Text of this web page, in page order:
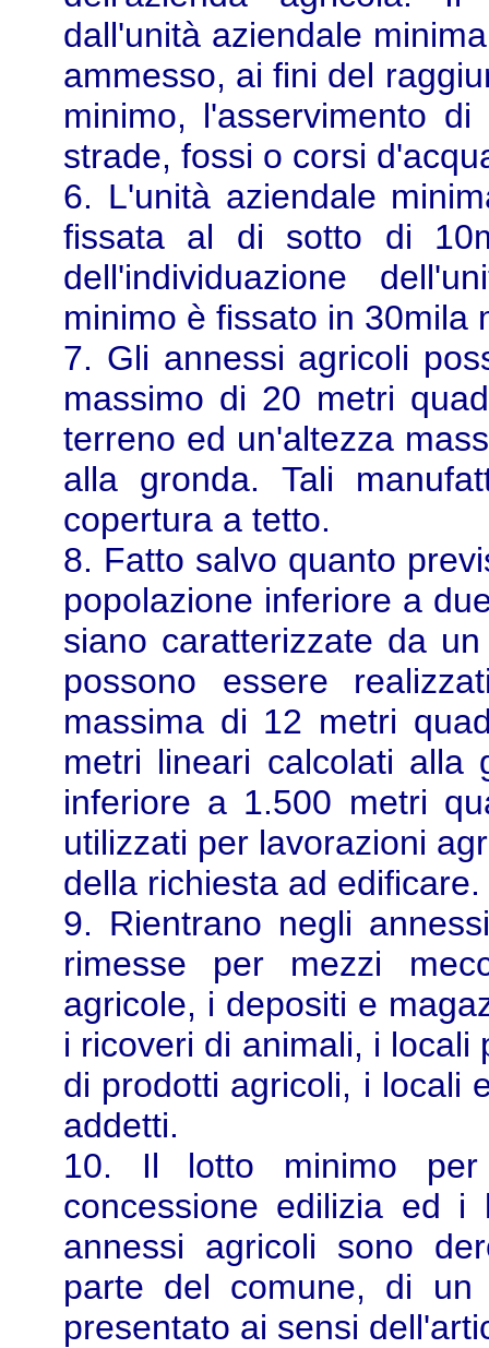
dall'unità aziendale
ammesso, ai fini del
minimo, l'asservimento
strade, fossi o corsi
6. L'unità aziendale
fissata al di sotto di
dell'individuazione
minimo è fissato in 30mila
7. Gli annessi agricoli
massimo di 20 metri
terreno ed un'altezza
alla gronda. Tali
copertura a tetto.
8. Fatto salvo quanto
popolazione inferiore a
siano caratterizzate da
possono essere
massima di 12 metri
metri lineari calcolati alla
inferiore a 1.500 metri
utilizzati per lavorazioni
della richiesta ad edificare.
9. Rientrano negli
rimesse per mezzi
agricole, i depositi e
i ricoveri di animali, i
di prodotti agricoli, i locali
addetti.
10. Il lotto minimo
concessione edilizia ed i
annessi agricoli sono
parte del comune, di un
presentato ai sensi